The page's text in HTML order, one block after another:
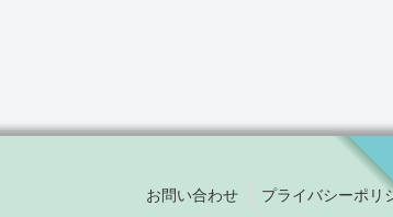
お問い合わせ プライバシーポリ